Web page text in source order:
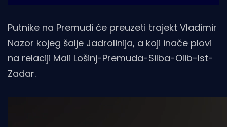
Putnike na Premudi će preuzeti trajekt Vladimir
Nazor kojeg šalje Jadrolinija, a koji inače plovi
na relaciji Mali Lošinj-Premuda-Silba-Olib-Ist-
Zadar.